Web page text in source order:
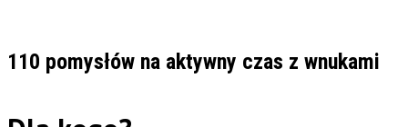
110 pomysłów na aktywny czas z wnukami